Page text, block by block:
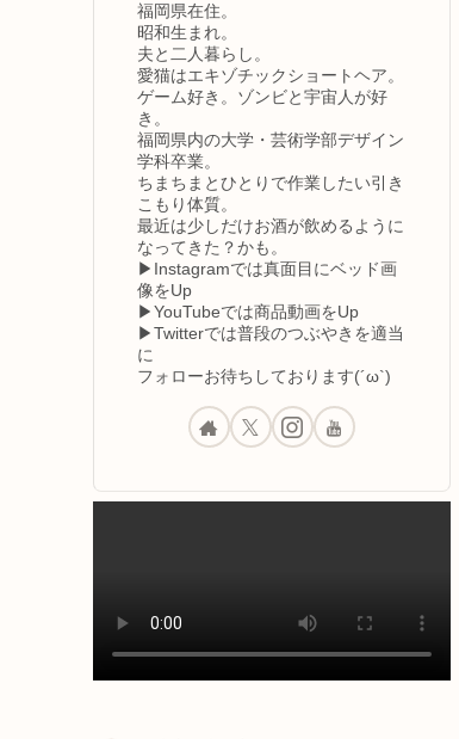
福岡県在住。
昭和生まれ。
夫と二人暮らし。
愛猫はエキゾチックショートヘア。
ゲーム好き。ゾンビと宇宙人が好
き。
福岡県内の大学・芸術学部デザイン
学科卒業。
ちまちまとひとりで作業したい引き
こもり体質。
最近は少しだけお酒が飲めるように
なってきた？かも。
▶Instagramでは真面目にベッド画
像をUp
▶YouTubeでは商品動画をUp
▶Twitterでは普段のつぶやきを適当
に
フォローお待ちしております(´ω`)